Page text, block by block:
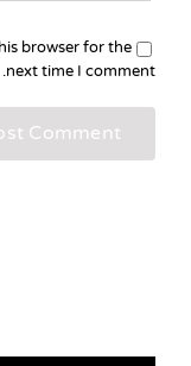
browser for the
next time I comment.